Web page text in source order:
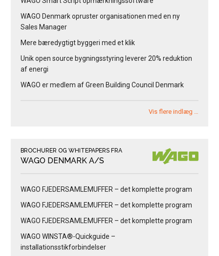
WAGO Denmark opruster organisationen med en ny
Sales Manager
Mere bæredygtigt byggeri med et klik
Unik open source bygningsstyring leverer 20% reduktion
af energi
WAGO er medlem af Green Building Council Denmark
Vis flere indlæg …
BROCHURER OG WHITEPAPERS FRA
WAGO DENMARK A/S
WAGO FJEDERSAMLEMUFFER – det komplette program
WAGO FJEDERSAMLEMUFFER – det komplette program
WAGO FJEDERSAMLEMUFFER – det komplette program
WAGO WINSTA®-Quickguide –
installationsstikforbindelser